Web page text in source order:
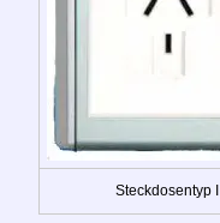
Steckdosentyp I